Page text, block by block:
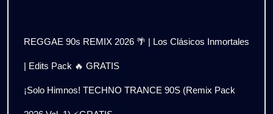
REGGAE 90s REMIX 2026 🌴 | Los Clásicos Inmortales
| Edits Pack 🔥 GRATIS
¡Solo Himnos! TECHNO TRANCE 90S (Remix Pack